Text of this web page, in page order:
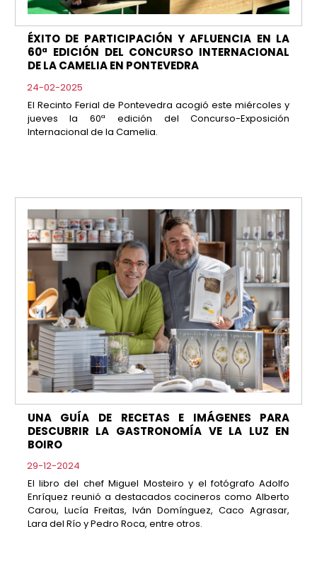
ÉXITO DE PARTICIPACIÓN Y AFLUENCIA EN LA
60ª EDICIÓN DEL CONCURSO INTERNACIONAL
DE LA CAMELIA EN PONTEVEDRA
24-02-2025
El Recinto Ferial de Pontevedra acogió este miércoles y
jueves la 60ª edición del Concurso-Exposición
Internacional de la Camelia.
UNA GUÍA DE RECETAS E IMÁGENES PARA
DESCUBRIR LA GASTRONOMÍA VE LA LUZ EN
BOIRO
29-12-2024
El libro del chef Miguel Mosteiro y el fotógrafo Adolfo
Enríquez reunió a destacados cocineros como Alberto
Carou, Lucía Freitas, Iván Domínguez, Caco Agrasar,
Lara del Río y Pedro Roca, entre otros.